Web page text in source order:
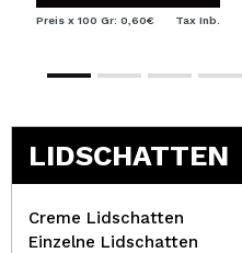
Preis x 100 Gr: 0,60€ Tax Inb.
LIDSCHATTEN
Creme Lidschatten
Einzelne Lidschatten